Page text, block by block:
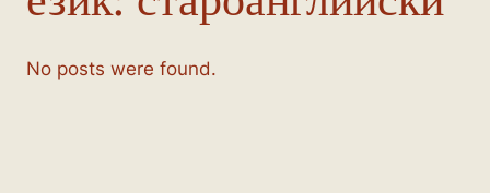
No posts were found.